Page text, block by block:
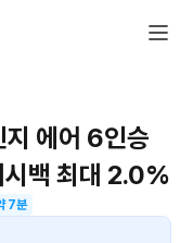
에어 6인승
백 최대 2.0%
7분